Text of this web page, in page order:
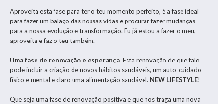
Aproveita esta fase para ter o teu momento perfeito, é a fase ideal
para fazer um balaço das nossas vidas e procurar fazer mudanças
para a nossa evolução e transformação. Eu já estou a fazer o meu,
aproveita e faz o teu também.
Uma fase de renovação e esperança. Esta renovação de que falo,
pode incluir a criação de novos hábitos saudáveis, um auto-cuidado
físico e mental e claro uma alimentação saudável. NEW LIFESTYLE!
Que seja uma fase de renovação positiva e que nos traga uma nova